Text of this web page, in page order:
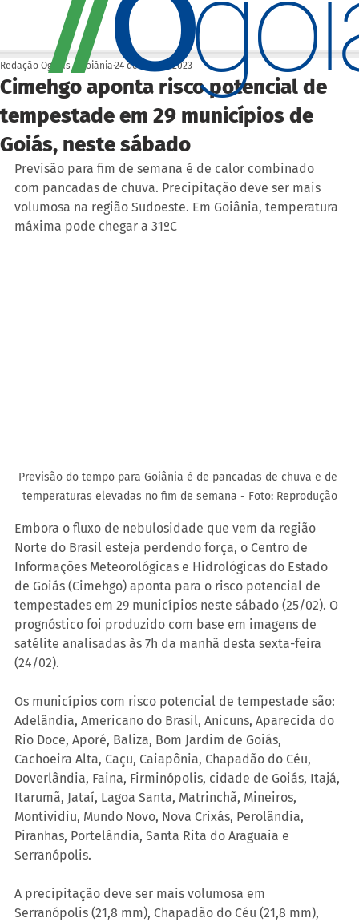
Cimehgo aponta risco potencial de
tempestade em 29 municípios de
Goiás, neste sábado
Redação Ogoiás | Goiânia 24 de fev. de 2023
Previsão para fim de semana é de calor combinado
com pancadas de chuva. Precipitação deve ser mais
volumosa na região Sudoeste. Em Goiânia, temperatura
máxima pode chegar a 31ºC
Previsão do tempo para Goiânia é de pancadas de chuva e de
temperaturas elevadas no fim de semana - Foto: Reprodução
Embora o fluxo de nebulosidade que vem da região
Norte do Brasil esteja perdendo força, o Centro de
Informações Meteorológicas e Hidrológicas do Estado
de Goiás (Cimehgo) aponta para o risco potencial de
tempestades em 29 municípios neste sábado (25/02). O
prognóstico foi produzido com base em imagens de
satélite analisadas às 7h da manhã desta sexta-feira
(24/02).
Os municípios com risco potencial de tempestade são:
Adelândia, Americano do Brasil, Anicuns, Aparecida do
Rio Doce, Aporé, Baliza, Bom Jardim de Goiás,
Cachoeira Alta, Caçu, Caiapônia, Chapadão do Céu,
Doverlândia, Faina, Firminópolis, cidade de Goiás, Itajá,
Itarumã, Jataí, Lagoa Santa, Matrinchã, Mineiros,
Montividiu, Mundo Novo, Nova Crixás, Perolândia,
Piranhas, Portelândia, Santa Rita do Araguaia e
Serranópolis.
A precipitação deve ser mais volumosa em
Serranópolis (21,8 mm), Chapadão do Céu (21,8 mm),